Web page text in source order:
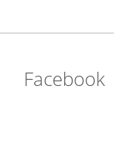
Facebook